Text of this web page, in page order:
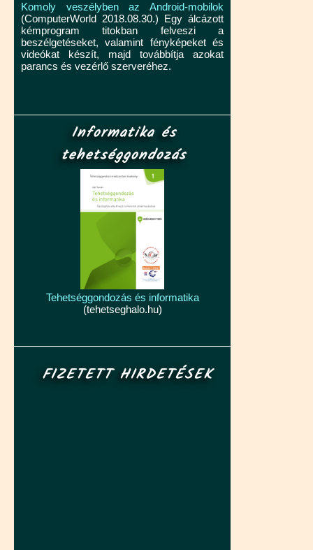
Komoly veszélyben az Android-mobilok
(ComputerWorld 2018.08.30.) Egy álcázott
kémprogram titokban felveszi a
beszélgetéseket, valamint fényképeket és
videókat készít, majd továbbítja azokat
parancs és vezérlő szerveréhez.
Informatika és
tehetséggondozás
Tehetséggondozás és informatika
(tehetseghalo.hu)
FIZETETT HIRDETÉSEK